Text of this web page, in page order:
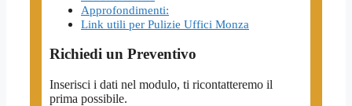
Approfondimenti:
Link utili per Pulizie Uffici Monza
Richiedi un Preventivo
Inserisci i dati nel modulo, ti ricontatteremo il
prima possibile.